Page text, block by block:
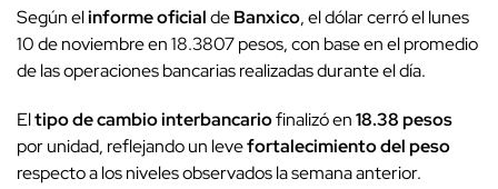
Según elinforme oficialdeBanxico, el dólar cerró el lunes
10 de noviembre en 18.3807 pesos, con base en el promedio
de las operaciones bancarias realizadas durante el día.
Eltipo de cambio interbancariofinalizó en18.38 pesos
por unidad, reflejando un levefortalecimiento del peso
respecto a los niveles observados la semana anterior.